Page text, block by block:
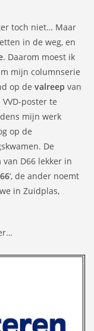
toch niet… Maar
in de weg, en
. Daarom moest ik
mijn columnserie
op de valreep van
poster te
mijn werk
op de
De
van D66 lekker in
‘, de ander noemt
in Zuidplas,